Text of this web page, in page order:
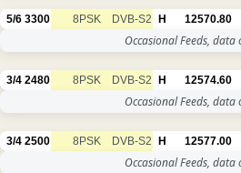
12570.80
H
DVB-S2
8PSK
3300
5/6
Occasional Feeds,
12574.60
H
DVB-S2
8PSK
2480
3/4
Occasional Feeds,
12577.00
H
DVB-S2
8PSK
2500
3/4
Occasional Feeds,